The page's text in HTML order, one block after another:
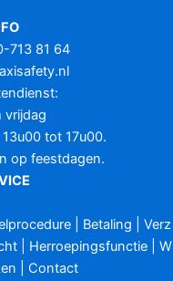
713 81 64
vrijdag
tot 17u00.
op feestdagen.
| Betaling
Verz
| Herroepingsfunctie| W
Contact